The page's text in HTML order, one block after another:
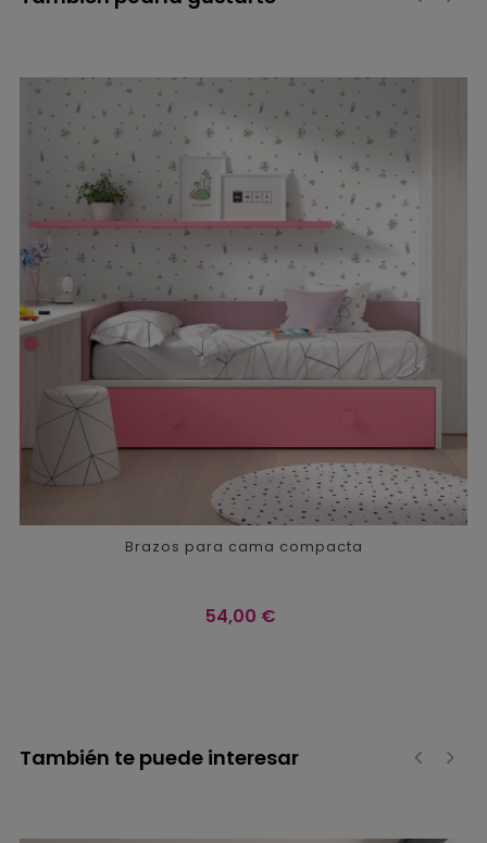
Brazos para cama compacta
Precio
54,00 €
También te puede interesar